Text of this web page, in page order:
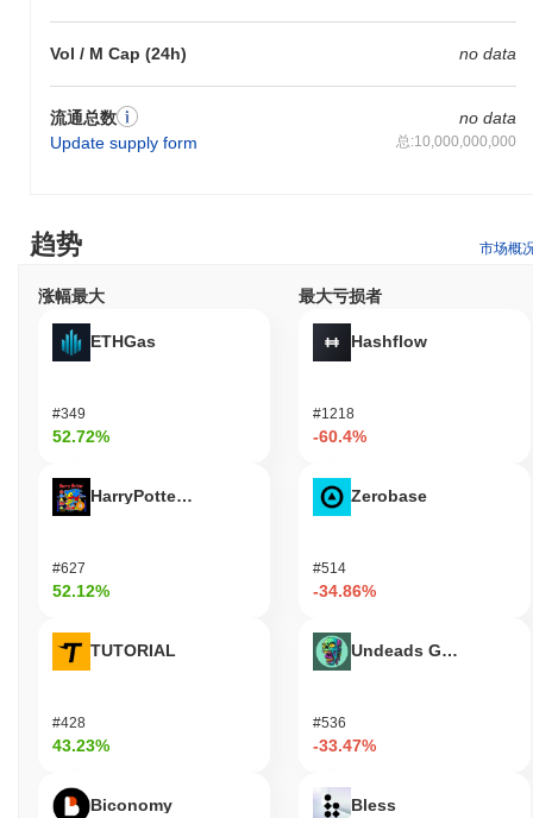
Vol / M Cap (24h) no data
流通总数
Update supply form
no data
总:10,000,000,000
Hola Token（HOLA）面临着重大挑战，包括对极端波动性的担
忧，这可能导致投资者面临重大财务风险。此外，该项目因潜在的
位，导致持续的争议。
我在哪里可以购买 Hola Token (HOLA)?
易所广泛可用。
Hola Token 当前的日交易量是多少?
Hola Token 的价格范围历史是什么?
历史最高价(ATH):
历史最低价(ATL):CN¥0.00
与更广泛的加密市场相比,Hola Token 的表现如何?
在过去7天里,Hola Token 上涨了 0.00%,表现不及整体加密市场 其
上涨了0.35%。这表明相对于更广泛的市场势头,HOLA 的价格走势
趋势 市场概
涨幅最大
ETHGas
#349
52.72%
HarryPotterObamaSonic10Inu (ETH)
#627
52.12%
TUTORIAL
#428
43.23%
Biconomy
最大亏损者
Hashflow
#1218
-60.4%
Zerobase
#514
-34.86%
Undeads Games
#536
-33.47%
Bless